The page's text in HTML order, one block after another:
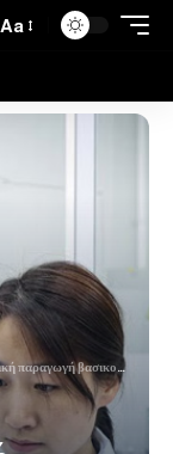
Aa
στην κβαντική υπολογιστική, λέει το Πεκίνο